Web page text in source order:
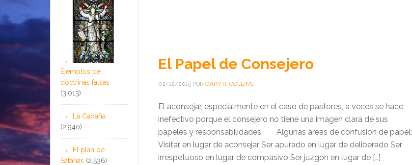
El Papel de Consejero
02/12/2015 POR GARY R. COLLINS
El aconsejar, especialmente en el caso de pastores, a veces se hace
inefectivo porque el consejero no tiene una imagen clara de sus
papeles y responsabilidades. Algunas áreas de confusión de papel:
Visitar en lugar de aconsejar Ser apurado en lugar de deliberado Ser
irrespetuoso en lugar de compasivo Ser juzgón en lugar de […]
Ejemplos de
doctrinas falsas
(3,013)
La Cabaña
(2,940)
El plan de
Satanás (2,536)